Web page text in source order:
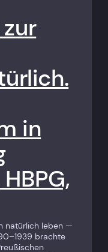
in
natürlich leben —
brachte